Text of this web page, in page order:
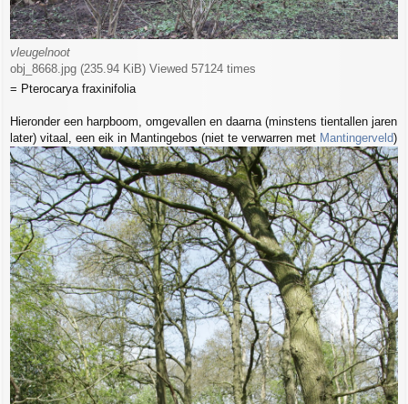
vleugelnoot
obj_8668.jpg (235.94 KiB) Viewed 57124 times
= Pterocarya fraxinifolia
Hieronder een harpboom, omgevallen en daarna (minstens tientallen jaren
later) vitaal, een eik in Mantingebos (niet te verwarren met Mantingerveld)